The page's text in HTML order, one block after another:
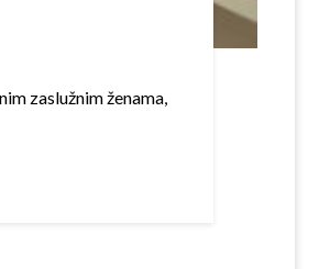
zaslužnim ženama,